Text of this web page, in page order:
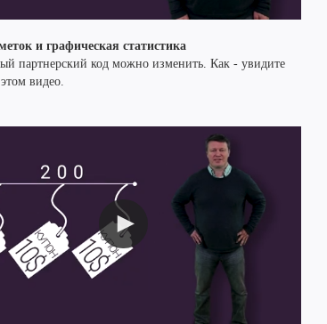
и графическая статистика
партнерский код можно изменить. Как - увидите
видео.